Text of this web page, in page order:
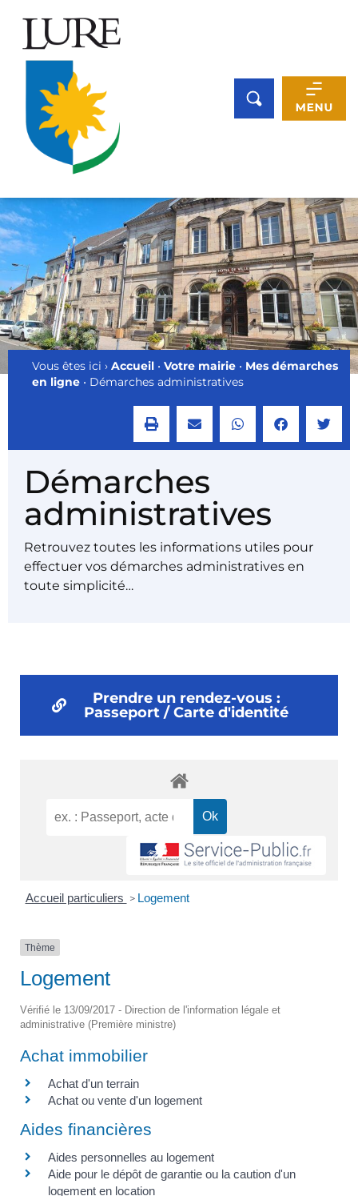
Vous êtes ici › Accueil • Votre mairie • Mes démarches
en ligne • Démarches administratives
Démarches
administratives
Retrouvez toutes les informations utiles pour
effectuer vos démarches administratives en
toute simplicité…
Prendre un rendez-vous :
Passeport / Carte d'identité
Accueil particuliers > Logement
Thème
Logement
Vérifié le 13/09/2017 - Direction de l'information légale et
administrative (Première ministre)
Achat immobilier
Achat d'un terrain
Achat ou vente d'un logement
Aides financières
Aides personnelles au logement
Aide pour le dépôt de garantie ou la caution d'un
logement en location